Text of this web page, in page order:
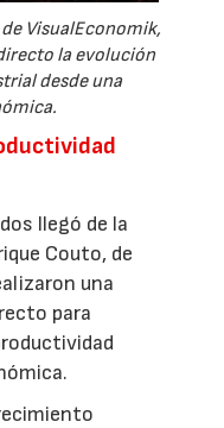
VisualEconomik,
la evolución
desde una
llegó de la
Couto, de
una
para